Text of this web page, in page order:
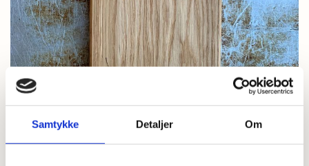
Samtykke Detaljer Om